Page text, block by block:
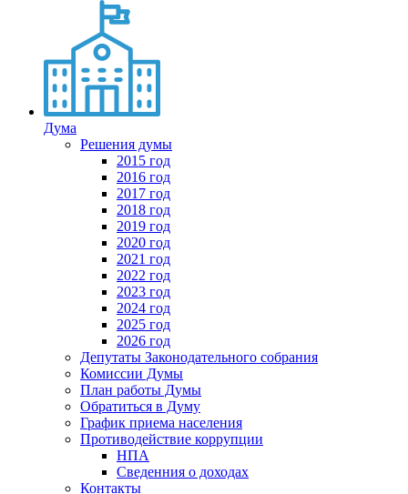
Дума
Решения думы
2015 год
2016 год
2017 год
2018 год
2019 год
2020 год
2021 год
2022 год
2023 год
2024 год
2025 год
2026 год
Депутаты Законодательного собрания
Комиссии Думы
План работы Думы
Обратиться в Думу
График приема населения
Противодействие коррупции
НПА
Сведенния о доходах
Контакты